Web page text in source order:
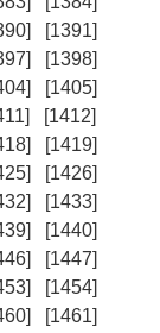
[1391]
[1398]
[1405]
[1412]
[1419]
[1426]
[1433]
[1440]
[1447]
[1454]
[1461]